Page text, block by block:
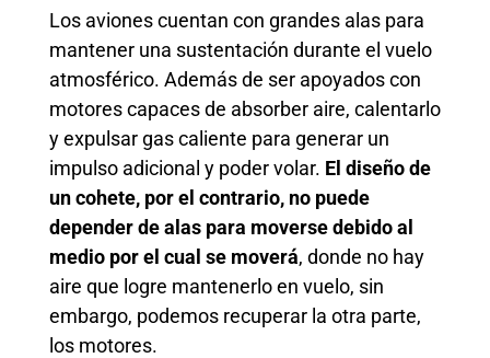
Los aviones cuentan con grandes alas para
mantener una sustentación durante el vuelo
atmosférico. Además de ser apoyados con
motores capaces de absorber aire, calentarlo
y expulsar gas caliente para generar un
impulso adicional y poder volar. El diseño de
un cohete, por el contrario, no puede
depender de alas para moverse debido al
medio por el cual se moverá, donde no hay
aire que logre mantenerlo en vuelo, sin
embargo, podemos recuperar la otra parte,
los motores.